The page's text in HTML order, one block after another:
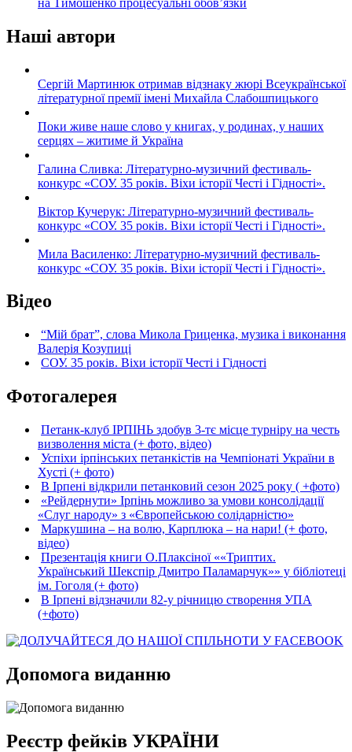
Наші автори
Сергій Мартинюк отримав відзнаку жюрі Всеукраїнської
літературної премії імені Михайла Слабошпицького
Поки живе наше слово у книгах, у родинах, у наших
серцях – житиме й Україна
Галина Сливка: Літературно-музичний фестиваль-
конкурс «СОУ. 35 років. Віхи історії Честі і Гідності».
Віктор Кучерук: Літературно-музичний фестиваль-
конкурс «СОУ. 35 років. Віхи історії Честі і Гідності».
Мила Василенко: Літературно-музичний фестиваль-
конкурс «СОУ. 35 років. Віхи історії Честі і Гідності».
Відео
“Мій брат”, слова Микола Гриценка, музика і виконання
Валерія Козупиці
СОУ. 35 років. Віхи історії Честі і Гідності
Фотогалерея
Петанк-клуб ІРПІНЬ здобув 3-тє місце турніру на честь
визволення міста (+ фото, відео)
Успіхи ірпінських петанкістів на Чемпіонаті України в
Хусті (+ фото)
В Ірпені відкрили петанковий сезон 2025 року ( +фото)
«Рейдернути» Ірпінь можливо за умови консолідації
«Слуг народу» з «Європейською солідарністю»
Маркушина – на волю, Карплюка – на нари! (+ фото,
відео)
Презентація книги О.Плаксіної ««Триптих.
Український Шекспір Дмитро Паламарчук»» у бібліотеці
ім. Гоголя (+ фото)
В Ірпені відзначили 82-у річницю створення УПА
(+фото)
Допомога виданню
Реєстр фейків УКРАЇНИ